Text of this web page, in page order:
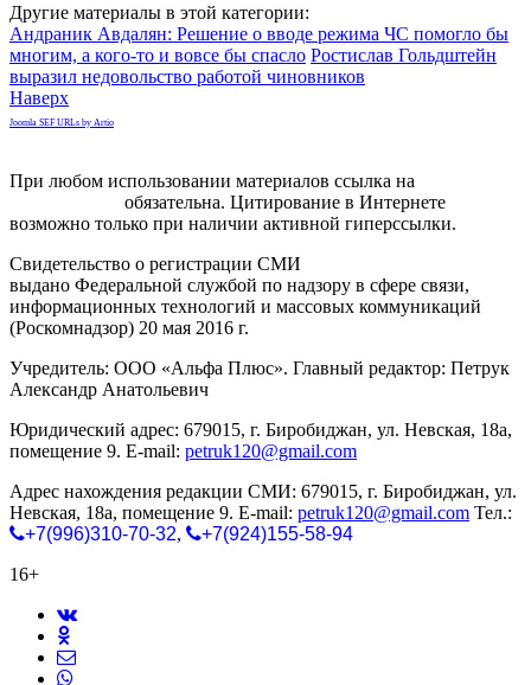
Другие материалы в этой категории:
Андраник Авдалян: Решение о вводе режима ЧС помогло бы
многим, а кого-то и вовсе бы спасло Ростислав Гольдштейн
выразил недовольство работой чиновников
Наверх
Joomla SEF URLs by Artio
При любом использовании материалов ссылка на
обязательна. Цитирование в Интернете
возможно только при наличии активной гиперссылки.
Свидетельство о регистрации СМИ
выдано Федеральной службой по надзору в сфере связи,
информационных технологий и массовых коммуникаций
(Роскомнадзор) 20 мая 2016 г.
Учредитель: ООО «Альфа Плюс». Главный редактор: Петрук
Александр Анатольевич
Юридический адрес: 679015, г. Биробиджан, ул. Невская, 18а,
помещение 9. E-mail: petruk120@gmail.com
Адрес нахождения редакции СМИ: 679015, г. Биробиджан, ул.
Невская, 18а, помещение 9. E-mail: petruk120@gmail.com Тел.:
+7(996)310-70-32,
+7(924)155-58-94
16+